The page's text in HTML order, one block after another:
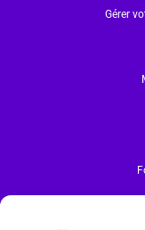
Gérer